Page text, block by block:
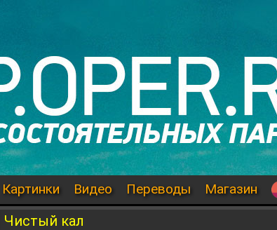
Картинки Видео Переводы Магазин
Чистый кал